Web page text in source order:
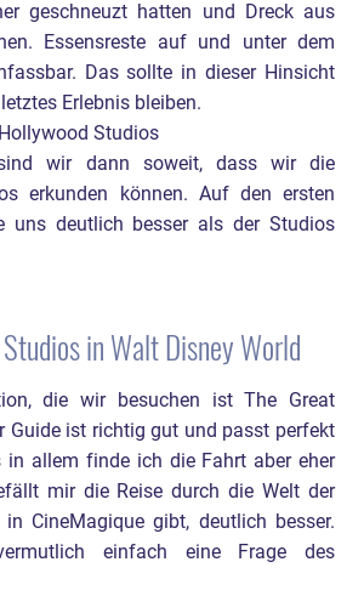
geschneuzt hatten und Dreck aus
Essensreste auf und unter dem
Das sollte in dieser Hinsicht
Erlebnis bleiben.
Studios
wir dann soweit, dass wir die
erkunden können. Auf den ersten
uns deutlich besser als der Studios
in Walt Disney World
die wir besuchen ist The Great
Guide ist richtig gut und passt perfekt
in allem finde ich die Fahrt aber eher
mir die Reise durch die Welt der
CineMagique gibt, deutlich besser.
einfach eine Frage des